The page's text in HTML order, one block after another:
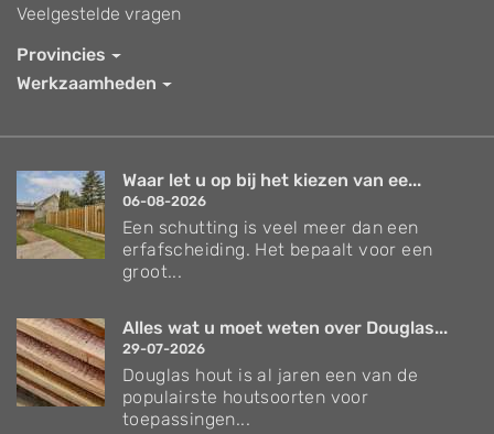
Veelgestelde vragen
Provincies
Werkzaamheden
Waar let u op bij het kiezen van ee...
06-08-2026
Een schutting is veel meer dan een
erfafscheiding. Het bepaalt voor een
groot...
Alles wat u moet weten over Douglas...
29-07-2026
Douglas hout is al jaren een van de
populairste houtsoorten voor
toepassingen...